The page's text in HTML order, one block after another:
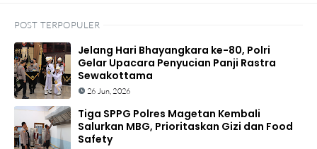
POST TERPOPULER
Jelang Hari Bhayangkara ke-80, Polri
Gelar Upacara Penyucian Panji Rastra
Sewakottama
26 Jun, 2026
Tiga SPPG Polres Magetan Kembali
Salurkan MBG, Prioritaskan Gizi dan Food
Safety